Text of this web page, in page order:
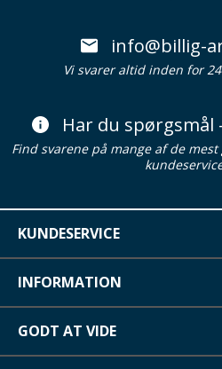
info@billig-
Vi svarer altid inden for
Har du spørgsmål
Find svarene på mange af de
KUNDESERVICE
INFORMATION
GODT AT VIDE